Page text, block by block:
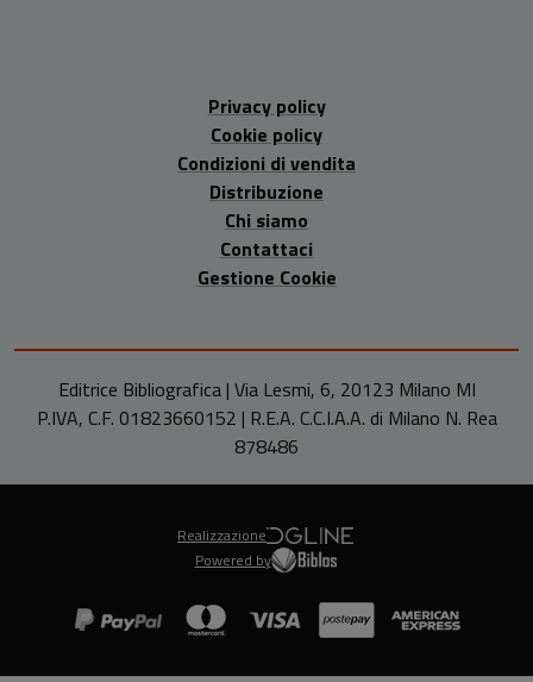
Privacy policy
Cookie policy
Condizioni di vendita
Distribuzione
Chi siamo
Contattaci
Gestione Cookie
Editrice Bibliografica | Via Lesmi, 6, 20123 Milano MI
P.IVA, C.F. 01823660152 | R.E.A. C.C.I.A.A. di Milano N. Rea
878486
Realizzazione
Powered by